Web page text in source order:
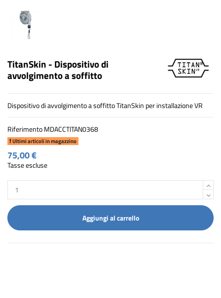
TitanSkin - Dispositivo di
avvolgimento a soffitto
Dispositivo di avvolgimento a soffitto TitanSkin per installazione VR
RiferimentoMDACCTITAN0368
Ultimi articoli in magazzino
75,00 €
Tasse escluse
Aggiungi al carrello